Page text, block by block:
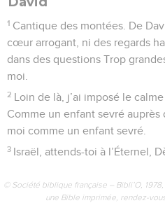
Cantique des montées. Des
t’invoque, Éternel !
2 Seigneur, écoute ma voix !
attentives A la voix de mes
3 Si tu gardais (le souvenir) des
pourrait subsister ?
4 Mais le pardon (se trouve)
craigne.
J’espère en l’Éternel, mon
Mon âme (compte) sur le